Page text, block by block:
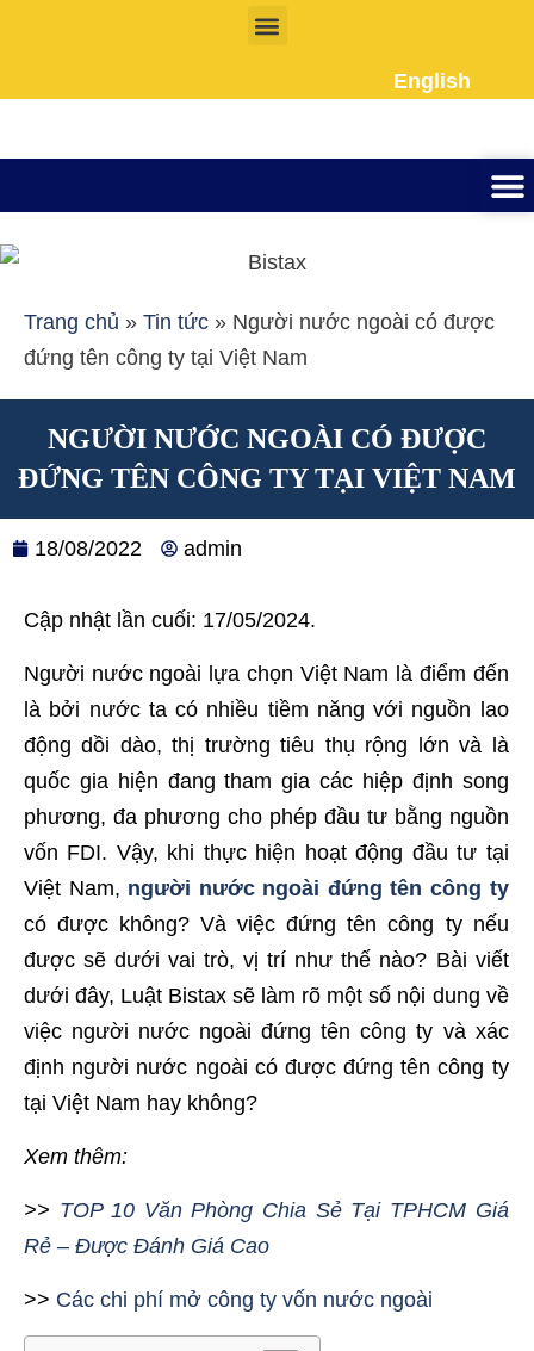
English
Trang chủ » Tin tức » Người nước ngoài có được
đứng tên công ty tại Việt Nam
NGƯỜI NƯỚC NGOÀI CÓ ĐƯỢC
ĐỨNG TÊN CÔNG TY TẠI VIỆT NAM
18/08/2022 admin
Cập nhật lần cuối: 17/05/2024.
Người nước ngoài lựa chọn Việt Nam là điểm đến
là bởi nước ta có nhiều tiềm năng với nguồn lao
động dồi dào, thị trường tiêu thụ rộng lớn và là
quốc gia hiện đang tham gia các hiệp định song
phương, đa phương cho phép đầu tư bằng nguồn
vốn FDI. Vậy, khi thực hiện hoạt động đầu tư tại
Việt Nam, người nước ngoài đứng tên công ty
có được không? Và việc đứng tên công ty nếu
được sẽ dưới vai trò, vị trí như thế nào? Bài viết
dưới đây, Luật Bistax sẽ làm rõ một số nội dung về
việc người nước ngoài đứng tên công ty và xác
định người nước ngoài có được đứng tên công ty
tại Việt Nam hay không?
Xem thêm:
>> TOP 10 Văn Phòng Chia Sẻ Tại TPHCM Giá
Rẻ – Được Đánh Giá Cao
>> Các chi phí mở công ty vốn nước ngoài